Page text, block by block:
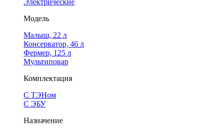
Электрические
Модель
Малыш, 22 л
Консерватор, 46 л
Фермер, 125 л
Мультиповар
Комплектация
С ТЭНом
С ЭБУ
Назначение